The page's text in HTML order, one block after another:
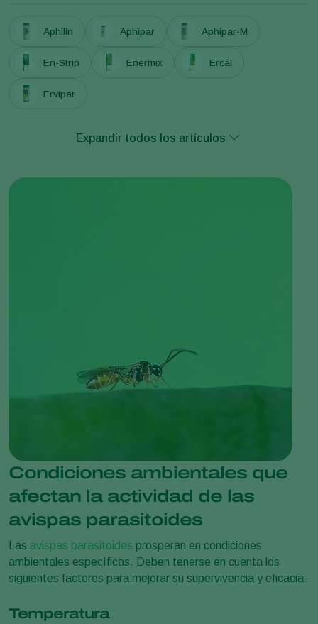
Aphilin Aphipar Aphipar-M
En-Strip Enermix Ercal
Ervipar
Expandir todos los artículos
Condiciones ambientales que
afectan la actividad de las
avispas parasitoides
Las avispas parasitoides prosperan en condiciones
ambientales específicas. Deben tenerse en cuenta los
siguientes factores para mejorar su supervivencia y eficacia:
Temperatura